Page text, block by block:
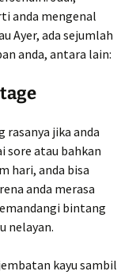
anda mengenal
Ayer, ada sejumlah
anda, antara lain:
rasanya jika anda
sore atau bahkan
hari, anda bisa
anda merasa
bintang
nelayan.
kayu sambil